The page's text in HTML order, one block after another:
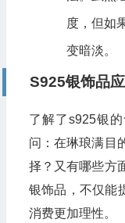
度，但如
变暗淡。
S925银饰品
了解了s925银
问：在琳琅满目
择？又有哪些方
银饰品，不仅能
消费更加理性。